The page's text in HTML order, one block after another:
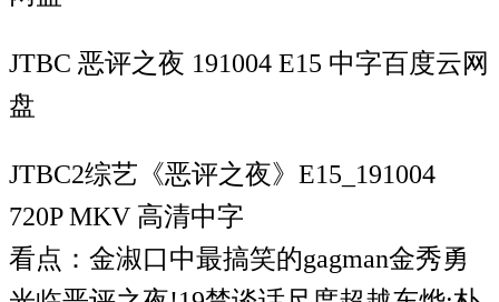
JTBC 恶评之夜 191004 E15 中字百度云网
盘
JTBC2综艺《恶评之夜》E15_191004
720P MKV 高清中字
看点：金淑口中最搞笑的gagman金秀勇